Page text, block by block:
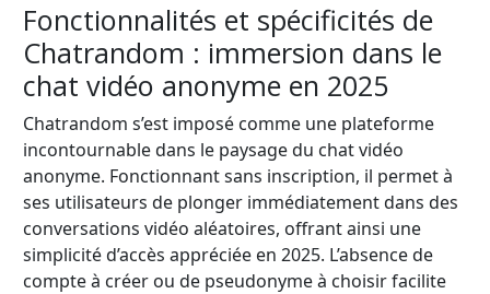
Fonctionnalités et spécificités de
Chatrandom : immersion dans le
chat vidéo anonyme en 2025
Chatrandom s’est imposé comme une plateforme
incontournable dans le paysage du chat vidéo
anonyme. Fonctionnant sans inscription, il permet à
ses utilisateurs de plonger immédiatement dans des
conversations vidéo aléatoires, offrant ainsi une
simplicité d’accès appréciée en 2025. L’absence de
compte à créer ou de pseudonyme à choisir facilite